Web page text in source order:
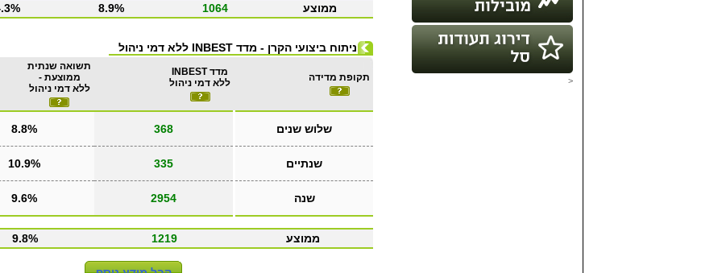
<
ממוצע 1064
8.9%
ניתוח ביצועי הקרן - מדד INBEST ללא דמי ניהול
תקופת מדידה
מדד INBEST
ללא דמי ניהול
תשואה שנתית
ממוצעת -
ללא דמי ניהול
שלוש שנים 368
8.8%
שנתיים 335
10.9%
שנה 2954
9.6%
ממוצע 1219
9.8%